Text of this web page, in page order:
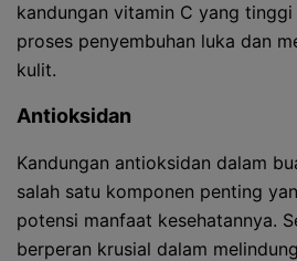
kandungan vitamin C yang
proses penyembuhan luka dan
kulit.
Antioksidan
Kandungan antioksidan dalam
salah satu komponen penting
potensi manfaat kesehatannya.
berperan krusial dalam